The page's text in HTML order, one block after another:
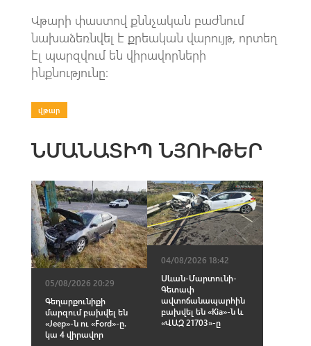
Վթարի փաստով քննչական բաժնում
նախաձեռնվել է քրեական վարույթ, որտեղ
էլ պարզվում են վիրավորների
ինքնությունը։
վթար
ՆՄԱՆԱՏԻՊ ՆՅՈՒԹԵՐ
05/08/2026 20:29
Գեղարքունիքի
մարզում բախվել են
«Jeep»-ն ու «Ford»-ը.
կա 4 վիրավոր
04/08/2026 18:42
Սևան-Մարտունի-
Գետափ
ավտոճանապարհին
բախվել են «Kia»-ն և
«ՎԱԶ 21703»-ը